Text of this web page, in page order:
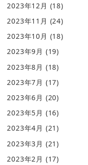
2023年12月 (18)
2023年11月 (24)
2023年10月 (18)
2023年9月 (19)
2023年8月 (18)
2023年7月 (17)
2023年6月 (20)
2023年5月 (16)
2023年4月 (21)
2023年3月 (21)
2023年2月 (17)